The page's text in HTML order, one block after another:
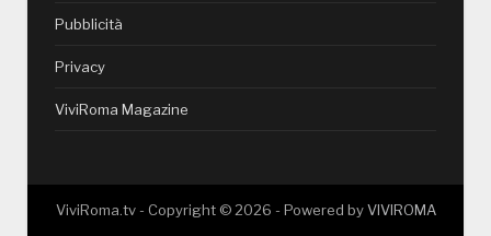
Pubblicità
Privacy
ViviRoma Magazine
ViviRoma.tv - Copyright ©2026 - Powered byVIVIROMA